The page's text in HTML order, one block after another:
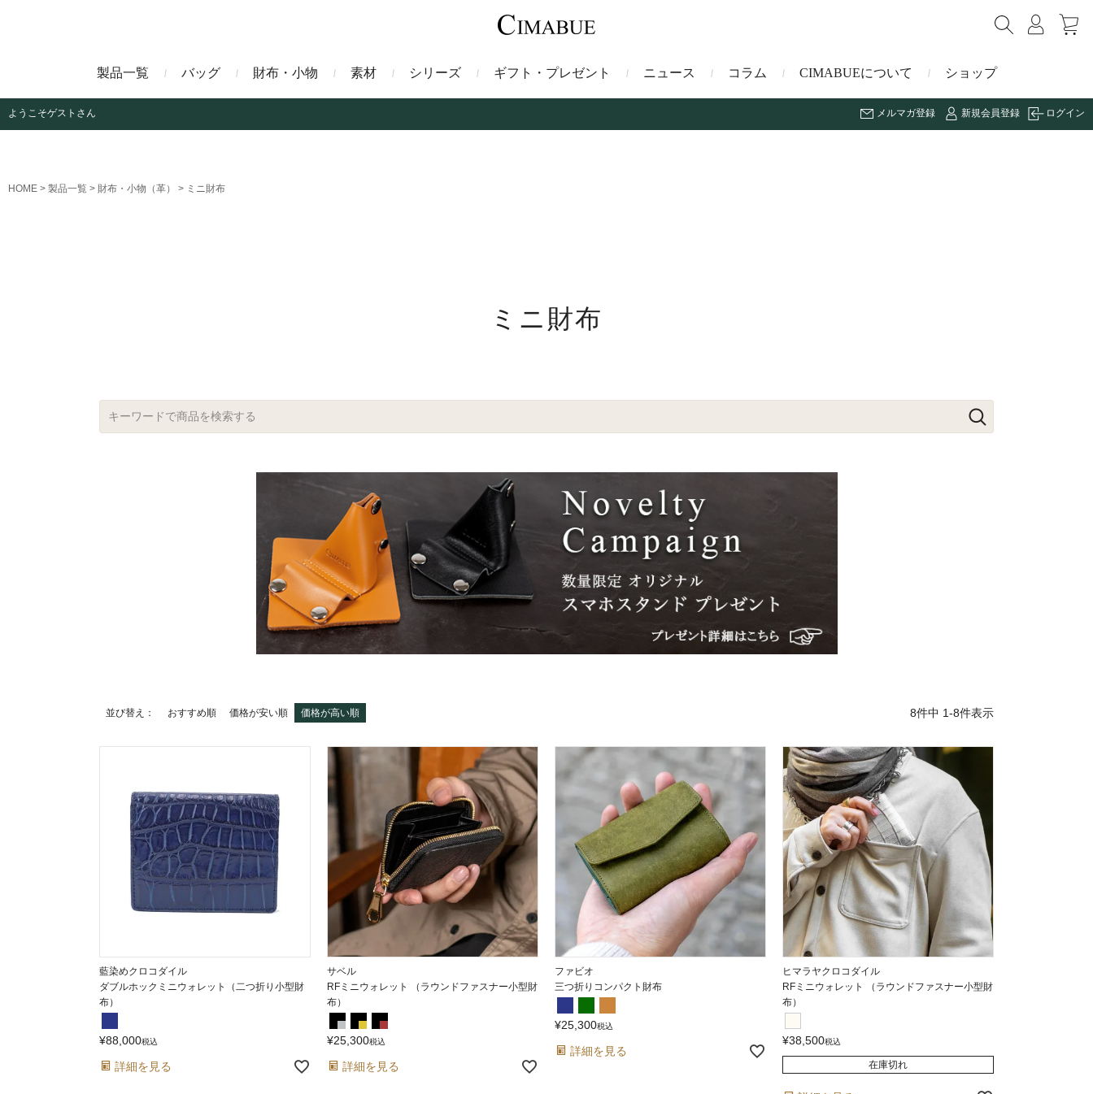
製品一覧 バッグ
ビジネスバッグ トートバッグ バックパック・リュック ショルダーバッグ
クラッチバッグ
財布・小物
長財布 ミドルウォレット 二つ折り財布 ミニ財布
マネークリップ
素材 シリーズ
アニリンコードバン エレファント ガルーシャ サベル マルゴー
ファビオ
ブレルノ
ギフト・プレゼント ニュース コラム CIMABUEについて ショップ
ようこそゲストさん メルマガ登録 新規会員登録 ログイン
HOME 製品一覧 財布・小物（革） ミニ財布
ミニ財布
並び替え おすすめ順 価格が安い順 価格が高い順 8件中 1-8件表示
藍染めクロコダイル
ダブルホックミニウォレット（二つ折り小型財
布）
¥88,000税込
詳細を見る
サベル
RFミニウォレット （ラウンドファスナー小型財
布）
¥25,300税込
詳細を見る
ファビオ
三つ折りコンパクト財布
¥25,300税込
詳細を見る
ヒマラヤクロコダイル
RFミニウォレット （ラウンドファスナー小型財
布）
¥38,500税込
在庫切れ